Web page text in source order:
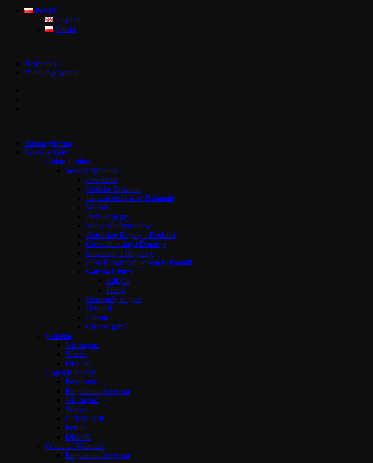
Polski
English
Polski
Rejestracja
Panel logowania
Strona główna
Serwery Gier
Ultima Online
Serwer Britannia
Powitanie
Kodeks Britannii
Jak zamieszkać w Britannii
Wieści
Instrukcja gry
Mapy Kontynentów
Autorskie Reguły i Dodatki
Crowdfunding i Donacje
Suwereny i Nagrody
Zostań Kontrybutorem Britannii!
Galeria Ultimy
Zdjęcia
Filmy
Komendy w grze
Discord
Forum
Chat w grze
Valheim
Jak zagrać
Wieści
Discord
Legends of Aria
Powitanie
Regulamin Serwera
Jak zagrać
Wieści
Galeria Arii
Forum
Discord
World of Warcraft
Regulamin Serwera